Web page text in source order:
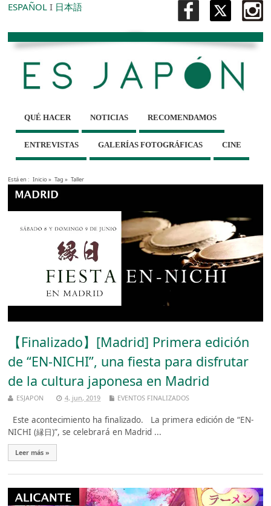
ESPAÑOL I 日本語
QUÉ HACER NOTICIAS RECOMENDAMOS
ENTREVISTAS GALERÍAS FOTOGRÁFICAS CINE
Está en : Inicio» Tag » Taller
【Finalizado】[Madrid] Primera edición
de “EN-NICHI”, una fiesta para disfrutar
de la cultura japonesa en Madrid
ESJAPON 4, jun, 2019 EVENTOS FINALIZADOS
Este acontecimiento ha finalizado. La primera edición de “EN-
NICHI (縁日)”, se celebrará en Madrid ...
Leer más »